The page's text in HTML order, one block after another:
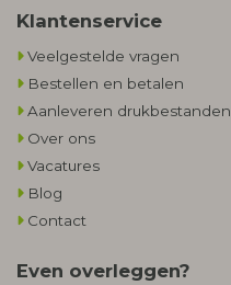
Klantenservice
Veelgestelde vragen
Bestellen en betalen
Aanleveren drukbestanden
Over ons
Vacatures
Blog
Contact
Even overleggen?